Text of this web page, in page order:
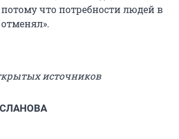
что потребности людей в
источников